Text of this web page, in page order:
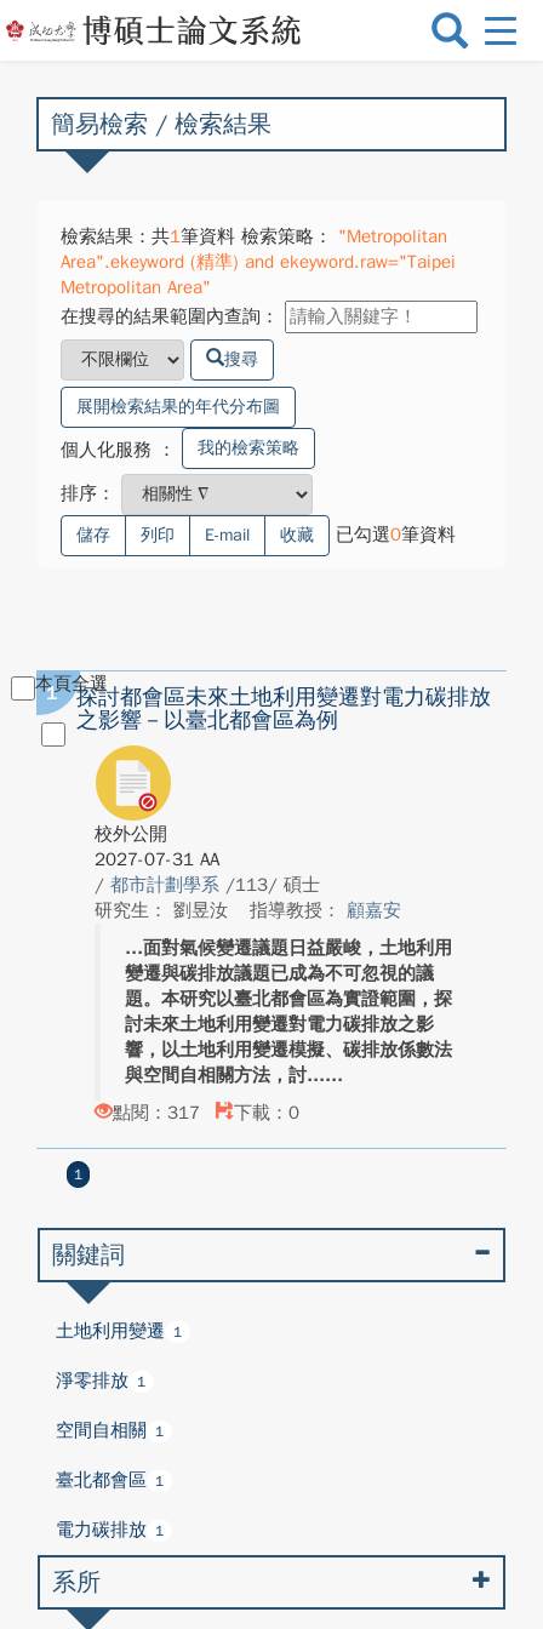
選
換
簡易檢索 / 檢索結果
檢索結果：共1筆資料 檢索策略：
"Metropolitan
Area".ekeyword (精準) and ekeyword.raw="Taipei
Metropolitan Area"
在搜尋的結果範圍內查詢：
搜尋
展開檢索結果的年代分布圖
個人化服務 ： 我的檢索策略
排序：
儲存 列印 E-mail 收藏 已勾選0筆資料
本頁全選
1
探討都會區未來土地利用變遷對電力碳排放
之影響－以臺北都會區為例
校外公開
2027-07-31 AA
/ 都市計劃學系 /113/ 碩士
研究生： 劉昱汝
指導教授： 顧嘉安
面對氣候變遷議題日益嚴峻，土地利用
變遷與碳排放議題已成為不可忽視的議
題。本研究以臺北都會區為實證範圍，探
討未來土地利用變遷對電力碳排放之影
響，以土地利用變遷模擬、碳排放係數法
與空間自相關方法，討...
點閱：317
下載：0
1
關鍵詞
土地利用變遷 1
淨零排放 1
空間自相關 1
臺北都會區 1
電力碳排放 1
系所